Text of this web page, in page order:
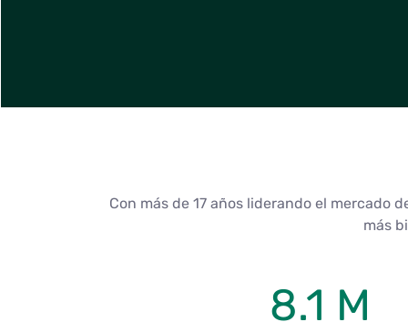
Con más de 17 años liderando el mercado
más
8.1 M